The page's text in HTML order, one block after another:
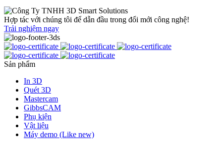
Hợp tác với chúng tôi để dẫn đầu trong đổi mới công nghệ!
Trải nghiệm ngay
Sản phẩm
In 3D
Quét 3D
Mastercam
GibbsCAM
Phụ kiện
Vật liệu
Máy demo (Like new)